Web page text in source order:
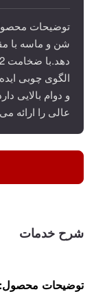
توضیحات
شن و ماسه با
الگوی چوبی
و دوام بالایی
عالی را ارائه
شرح خدمات
توضیحات محصول: